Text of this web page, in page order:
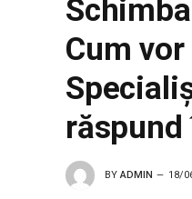
Cum
BY ADMIN 18/